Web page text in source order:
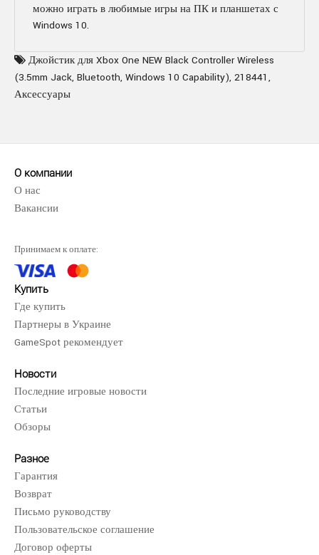
можно играть в любимые игры на ПК и планшетах с
Windows 10.
Джойстик для Xbox One NEW Black Controller Wireless
(3.5mm Jack, Bluetooth, Windows 10 Capability), 218441 ,
Аксессуары
О компании
О нас
Вакансии
Принимаем к оплате:
Купить
Где купить
Партнеры в Украине
GameSpot рекомендует
Новости
Последние игровые новости
Статьи
Обзоры
Разное
Гарантия
Возврат
Письмо руководству
Пользовательское соглашение
Договор оферты